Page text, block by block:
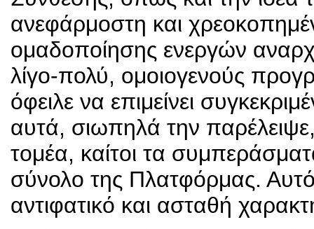
ανεφάρμοστη και
ομαδοποίησης ενεργών
λίγο-πολύ, ομοιογενούς
όφειλε να επιμείνει
αυτά, σιωπηλά την
τομέα, καίτοι τα
σύνολο της Πλατφόρμας.
αντιφατικό και ασταθή